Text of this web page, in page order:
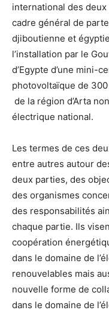
international des
cadre général de
djiboutienne et
l’installation par le
d’Egypte d’une mini-
photovoltaïque de 300
de la région d’Arta
électrique national.
Les termes de ces
entre autres autour
deux parties, des
des organismes
des responsabilités
chaque partie. Ils
coopération
dans le domaine de
renouvelables mais
nouvelle forme de
dans le domaine de